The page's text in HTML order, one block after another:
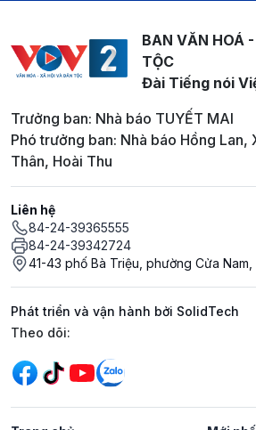
BAN VĂN HOÁ
TỘC
Đài Tiếng nói
Trưởng ban: Nhà báo TUYẾT MAI
Phó trưởng ban: Nhà báo Hồng Lan,
Thân, Hoài Thu
Liên hệ
84-24-39365555
84-24-39342724
41-43 phố Bà Triệu, phường Cửa Nam,
Phát triển và vận hành bởi SolidTech
Mạng xã hội
Theo dõi: